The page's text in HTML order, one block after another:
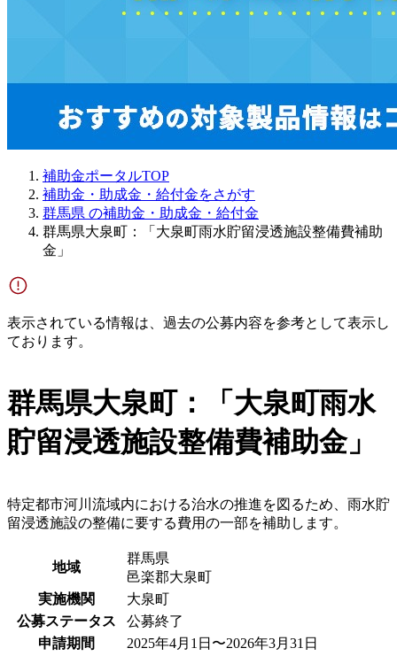
補助金ポータルTOP
補助金・助成金・給付金をさがす
群馬県 の補助金・助成金・給付金
群馬県大泉町：「大泉町雨水貯留浸透施設整備費補助
金」
表示されている情報は、過去の公募内容を参考として表示し
ております。
群馬県大泉町：「大泉町雨水
貯留浸透施設整備費補助金」
特定都市河川流域内における治水の推進を図るため、雨水貯
留浸透施設の整備に要する費用の一部を補助します。
地域
群馬県
邑楽郡大泉町
実施機関
大泉町
公募ステータス
公募終了
申請期間
2025年4月1日〜2026年3月31日